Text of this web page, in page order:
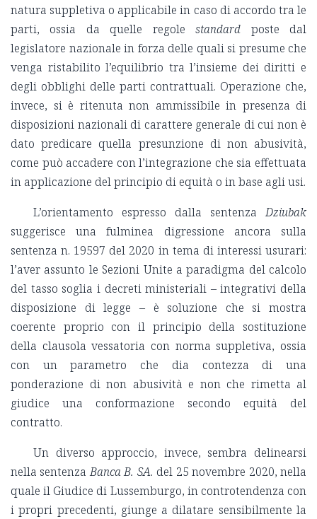
natura suppletiva o applicabile in caso di accordo tra le
parti, ossia da quelle regolestandard poste dal
legislatore nazionale in forza delle quali si presume che
venga ristabilito l’equilibrio tra l’insieme dei diritti e
degli obblighi delle parti contrattuali. Operazione che,
invece, si è ritenuta non ammissibile in presenza di
disposizioni nazionali di carattere generale di cui non è
dato predicare quella presunzione di non abusività,
come può accadere con l’integrazione che sia effettuata
in applicazione del principio di equità o in base agli usi.
L’orientamento espresso dalla sentenzaDziubak
suggerisce una fulminea digressione ancora sulla
sentenza n. 19597 del 2020 in tema di interessi usurari:
l’aver assunto le Sezioni Unite a paradigma del calcolo
del tasso soglia i decreti ministeriali – integrativi della
disposizione di legge – è soluzione che si mostra
coerente proprio con il principio della sostituzione
della clausola vessatoria con norma suppletiva, ossia
con un parametro che dia contezza di una
ponderazione di non abusività e non che rimetta al
giudice una conformazione secondo equità del
contratto.
Un diverso approccio, invece, sembra delinearsi
nella sentenzaBanca B. SA. del 25 novembre 2020, nella
quale il Giudice di Lussemburgo, in controtendenza con
i propri precedenti, giunge a dilatare sensibilmente la